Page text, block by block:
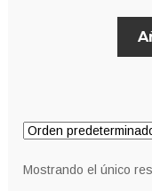
Mostrando el único